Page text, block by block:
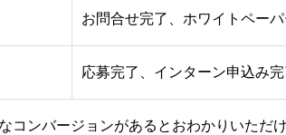
お問合せ完了、ホワイトペー
応募完了、インターン申込み完
コンバージョンがあるとおわかりいただ